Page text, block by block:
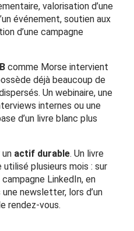
valorisation d’une
événement, soutien aux
d’une campagne
comme Morse intervient
déjà beaucoup de
Un webinaire, une
internes ou une
d’un livre blanc plus
actif durable. Un livre
plusieurs mois : sur
LinkedIn, en
newsletter, lors d’un
rendez-vous.